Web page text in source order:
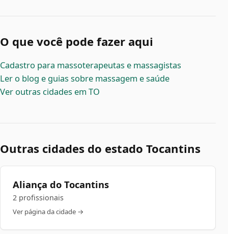
O que você pode fazer aqui
Cadastro para massoterapeutas e massagistas
Ler o blog e guias sobre massagem e saúde
Ver outras cidades em TO
Outras cidades do estado Tocantins
Aliança do Tocantins
2 profissionais
Ver página da cidade →